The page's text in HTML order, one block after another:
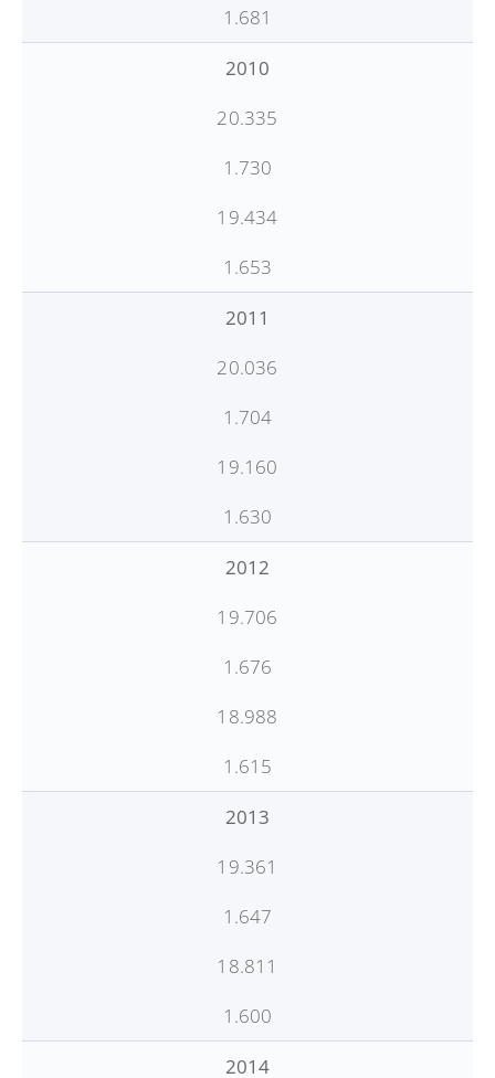
1.681
2010
20.335
1.730
19.434
1.653
2011
20.036
1.704
19.160
1.630
2012
19.706
1.676
18.988
1.615
2013
19.361
1.647
18.811
1.600
2014